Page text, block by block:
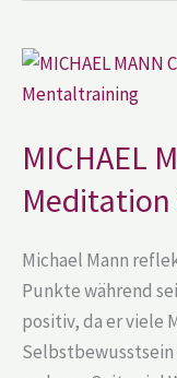
MICHAEL
Michael Mann
Punkte während
positiv, da er viele
MICHAEL
MANN
|
&
Mentaltraining